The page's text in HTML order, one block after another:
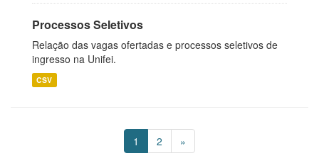
Processos Seletivos
Relação das vagas ofertadas e processos seletivos de
ingresso na Unifei.
CSV
1 2 »